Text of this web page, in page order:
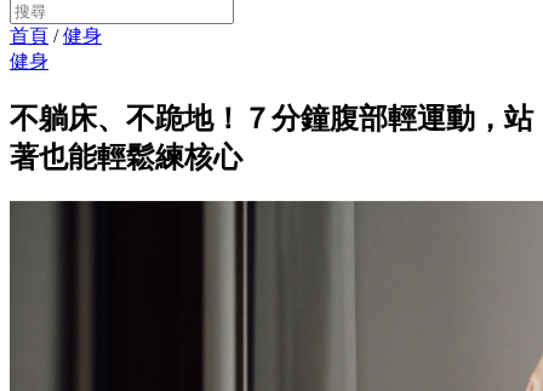
首頁 /健身
健身
不躺床、不跪地！７分鐘腹部輕運動，站
著也能輕鬆練核心